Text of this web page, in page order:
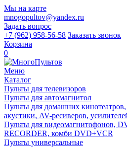
Мы на карте
mnogopultov@yandex.ru
Задать вопрос
+7 (962) 958-56-58 Заказать звонок
Корзина
0
Меню
Каталог
Пульты для телевизоров
Пульты для автомагнитол
Пульты для домашних
акустики, AV-ресиверов,
Пульты для видеомагнитофонов,
RECORDER, комби DVD+VCR
Пульты универсальные